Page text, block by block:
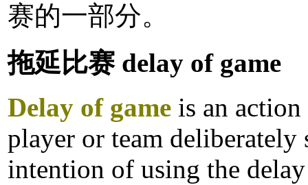
赛的一部分。
拖延比赛 delay of game
Delay of game is an
player or team
intention of using the